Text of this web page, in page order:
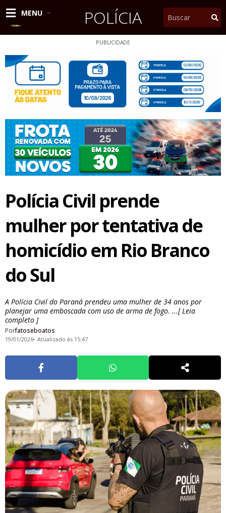
para
MENU POLÍCIA Pesquisar
PUBLICIDADE
Polícia Civil prende
mulher por tentativa de
homicídio em Rio Branco
do Sul
A Polícia Civil do Paraná prendeu uma mulher de 34 anos por
planejar uma emboscada com uso de arma de fogo. ...[ Leia
completo ]
Porfatoseboatos
19/01/2026 Atualizado às 15:47